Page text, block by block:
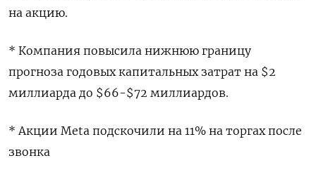
на акцию.
* Компания повысила нижнюю границу
прогноза годовых капитальных затрат на $2
миллиарда до $66-$72 миллиардов.
* Акции Meta подскочили на 11% на торгах после
звонка